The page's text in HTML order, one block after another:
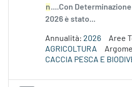
n....Con Determinazione
2026 è stato...
Annualità: 2026
Aree
AGRICOLTURA
CACCIA PESCA E